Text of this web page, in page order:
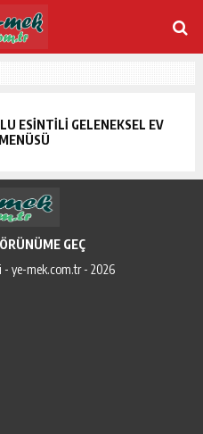
ESINTILI GELENEKSEL EV
GEÇ
- ye-mek.com.tr - 2026